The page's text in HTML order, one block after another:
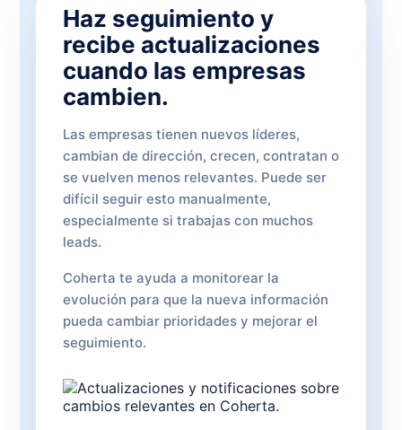
Haz seguimiento y
recibe actualizaciones
cuando las empresas
cambien.
Las empresas tienen nuevos líderes,
cambian de dirección, crecen, contratan o
se vuelven menos relevantes. Puede ser
difícil seguir esto manualmente,
especialmente si trabajas con muchos
leads.
Coherta te ayuda a monitorear la
evolución para que la nueva información
pueda cambiar prioridades y mejorar el
seguimiento.